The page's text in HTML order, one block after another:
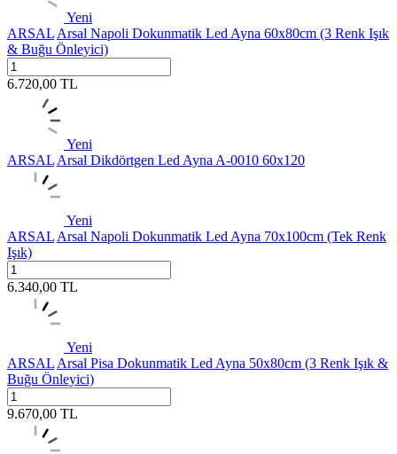
Yeni
ARSAL Arsal Napoli Dokunmatik Led Ayna 60x80cm (3 Renk Işık
& Buğu Önleyici)
6.720,00 TL
Yeni
ARSAL Arsal Dikdörtgen Led Ayna A-0010 60x120
Yeni
ARSAL Arsal Napoli Dokunmatik Led Ayna 70x100cm (Tek Renk
Işık)
6.340,00 TL
Yeni
ARSAL Arsal Pisa Dokunmatik Led Ayna 50x80cm (3 Renk Işık &
Buğu Önleyici)
9.670,00 TL